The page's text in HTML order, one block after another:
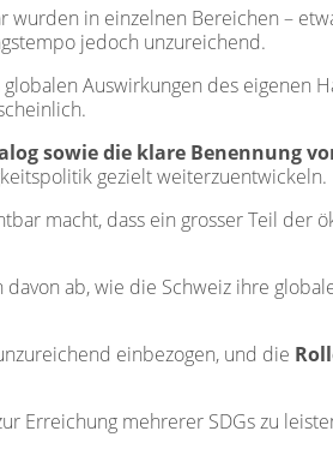
wurden in einzelnen Bereichen –
jedoch unzureichend.
Auswirkungen des eigenen
sowie die klare Benennung
gezielt weiterzuentwickeln.
macht, dass ein grosser Teil der
ab, wie die Schweiz ihre
einbezogen, und die
Erreichung mehrerer SDGs zu